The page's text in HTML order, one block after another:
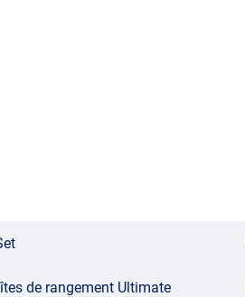
de rangement Ultimate